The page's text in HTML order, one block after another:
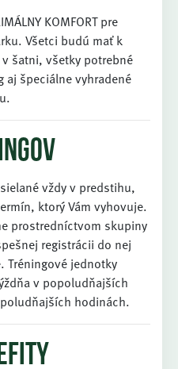
KOMFORT pre
Všetci budú mať k
šatni, všetky potrebné
aj špeciálne vyhradené
vždy v predstihu,
ktorý Vám vyhovuje.
prostredníctvom skupiny
registrácii do nej
Tréningové jednotky
v popoludňajších
hodinách.